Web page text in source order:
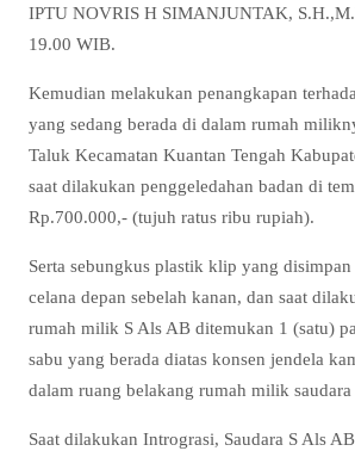
IPTU NOVRIS H SIMANJUNTAK,
19.00 WIB.
Kemudian melakukan penangkapan
yang sedang berada di dalam rumah
Taluk Kecamatan Kuantan Tengah
saat dilakukan penggeledahan badan di
Rp.700.000,- (tujuh ratus ribu rupiah).
Serta sebungkus plastik klip yang
celana depan sebelah kanan, dan saat
rumah milik S Als AB ditemukan 1 (satu)
sabu yang berada diatas konsen jendela
dalam ruang belakang rumah milik
Saat dilakukan Intrograsi, Saudara S Als